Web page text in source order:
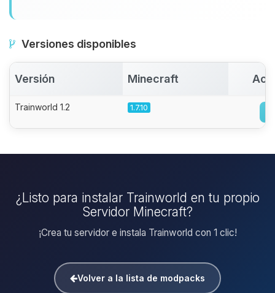
Versiones disponibles
Versión Minecraft
Trainworld 1.2 1.7.10
¿Listo para instalar Trainworld en tu propio
Servidor Minecraft?
¡Crea tu servidor e instala Trainworld con 1 clic!
Volver a la lista de modpacks